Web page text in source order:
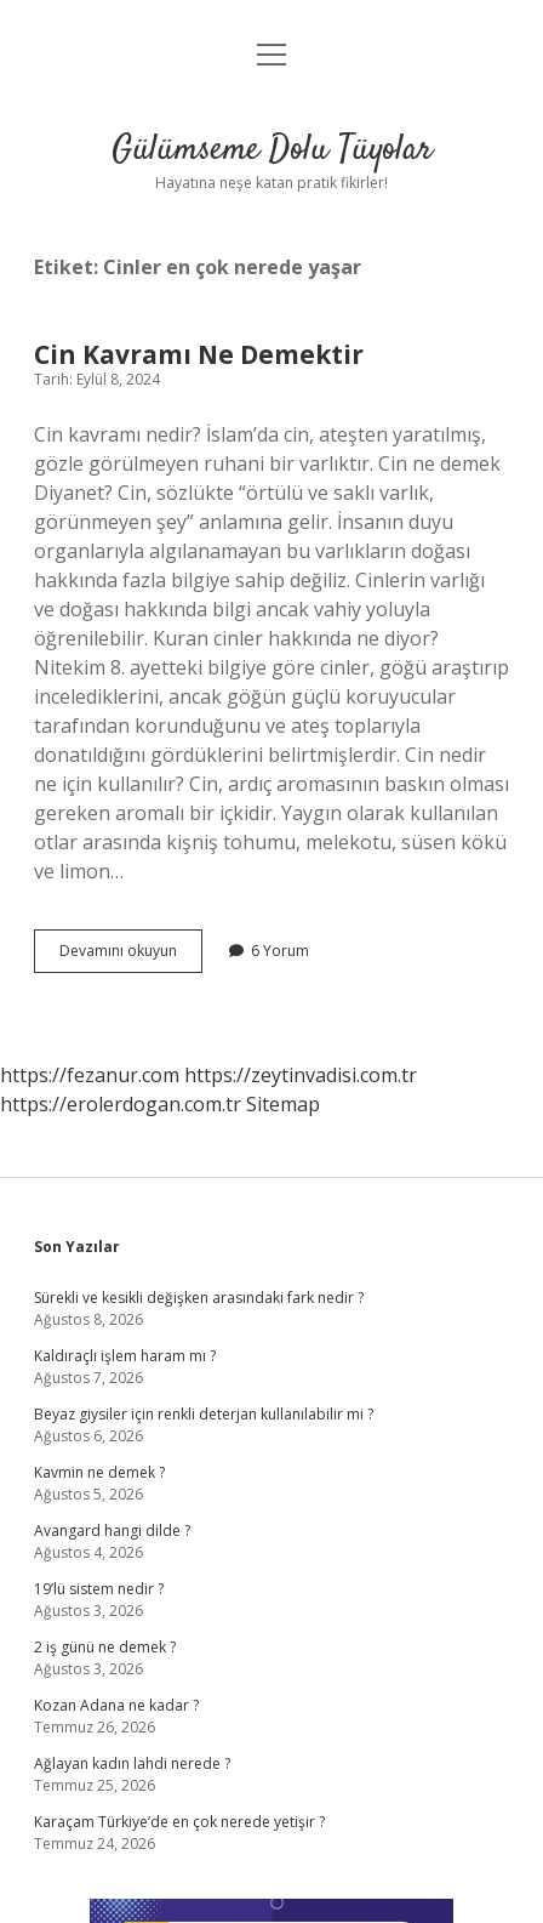
Anasayfa
Yasal Uyarı
menüyü
Gülümseme Dolu Tüyolar
Hayatına neşe katan pratik fikirler!
Etiket: Cinler en çok nerede yaşar
Cin Kavramı Ne Demektir
Tarih: Eylül 8, 2024
Cin kavramı nedir? İslam’da cin, ateşten yaratılmış,
gözle görülmeyen ruhani bir varlıktır. Cin ne demek
Diyanet? Cin, sözlükte “örtülü ve saklı varlık,
görünmeyen şey” anlamına gelir. İnsanın duyu
organlarıyla algılanamayan bu varlıkların doğası
hakkında fazla bilgiye sahip değiliz. Cinlerin varlığı
ve doğası hakkında bilgi ancak vahiy yoluyla
öğrenilebilir. Kuran cinler hakkında ne diyor?
Nitekim 8. ayetteki bilgiye göre cinler, göğü araştırıp
incelediklerini, ancak göğün güçlü koruyucular
tarafından korunduğunu ve ateş toplarıyla
donatıldığını gördüklerini belirtmişlerdir. Cin nedir
ne için kullanılır? Cin, ardıç aromasının baskın olması
gereken aromalı bir içkidir. Yaygın olarak kullanılan
otlar arasında kişniş tohumu, melekotu, süsen kökü
ve limon…
Devamını okuyun
Kavramı
6 Yorum
https://fezanur.com https://zeytinvadisi.com.tr
https://erolerdogan.com.trSitemap
Sidebar
Son Yazılar
Sürekli ve kesikli değişken arasındaki fark nedir ?
Ağustos 8, 2026
Kaldıraçlı işlem haram mı ?
Ağustos 7, 2026
Beyaz giysiler için renkli deterjan kullanılabilir mi ?
Ağustos 6, 2026
Kavmin ne demek ?
Ağustos 5, 2026
Avangard hangi dilde ?
Ağustos 4, 2026
19’lü sistem nedir ?
Ağustos 3, 2026
2 iş günü ne demek ?
Ağustos 3, 2026
Kozan Adana ne kadar ?
Temmuz 26, 2026
Ağlayan kadın lahdi nerede ?
Temmuz 25, 2026
Karaçam Türkiye’de en çok nerede yetişir ?
Temmuz 24, 2026